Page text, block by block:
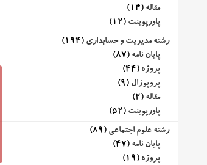
مقاله (14)
پاورپوینت (12)
رشته مدیریت و حسابداری (194)
پایان نامه (87)
پروژه (44)
پروپوزال (9)
مقاله (2)
پاورپوینت (52)
رشته علوم اجتماعی (89)
پایان نامه (47)
پروژه (19)